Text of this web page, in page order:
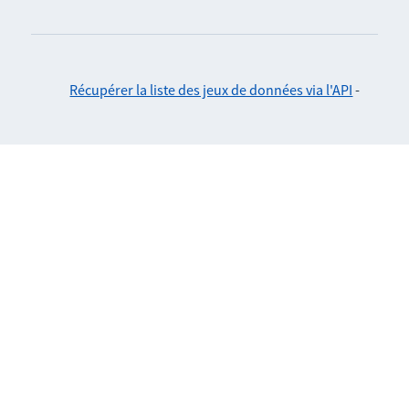
Récupérer la liste des jeux de données via l'API -